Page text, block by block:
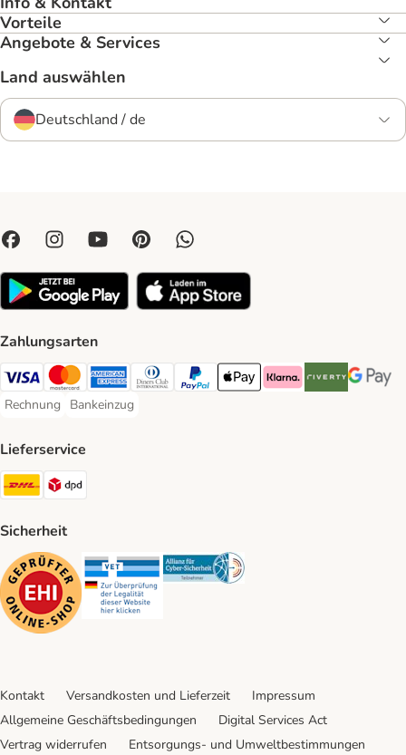
Vorteile
Angebote & Services
Land auswählen
Deutschland / de
Zahlungsarten
Visa Payment Method
Mastercard Payment Method
American Express Payment Method
Diners Club Payment Method
PayPal Payment Method
Apple Pay Payment Method
Klarna Payment Method
Riverty Payment
Google
Rechnung
Rechnung Payment Method
Bankeinzug
Bankeinzug Payment Method
Lieferservice
DHL Shipping Method
Sicherheit
Security Security Security
Kontakt Versandkosten und Lieferzeit
Impressum
Allgemeine Geschäftsbedingungen
Digital Services Act
Vertrag widerrufen
Entsorgungs- und Umweltbestimmungen